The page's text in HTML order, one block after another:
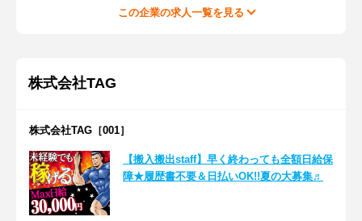
この企業の求人一覧を見る
株式会社TAG
株式会社TAG［001］
【搬入搬出staff】早く終わっても全額日給保
障★履歴書不要＆日払いOK!!夏の大募集♬